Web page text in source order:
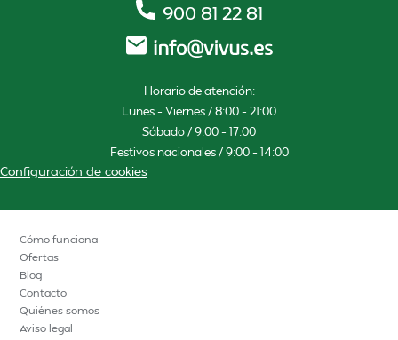
900 81 22 81
Horario de atención:
Lunes – Viernes / 8:00 – 21:00
Sábado / 9:00 – 17:00
Festivos nacionales / 9:00 – 14:00
Configuración de cookies
Cómo funciona
Ofertas
Blog
Contacto
Quiénes somos
Aviso legal